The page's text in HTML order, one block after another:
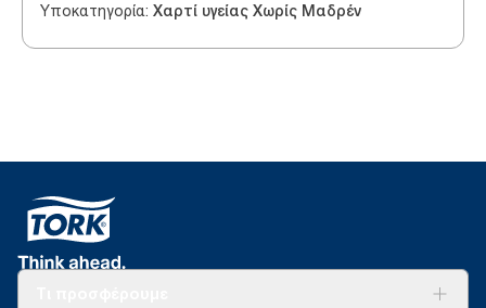
Υποκατηγορία: Χαρτί υγείας Χωρίς Μαδρέν